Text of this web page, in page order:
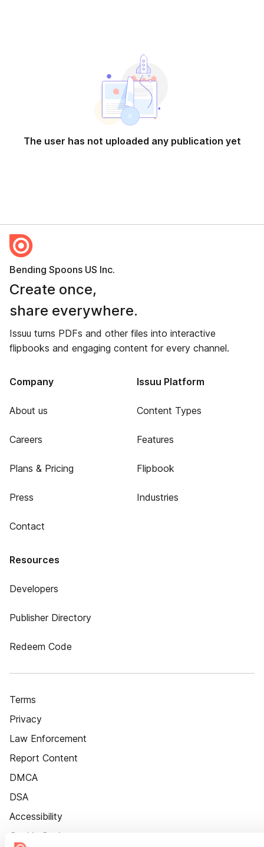
The user has not uploaded any publication yet
Bending Spoons US Inc.
Create once,
share everywhere.
Issuu turns PDFs and other files into interactive
flipbooks and engaging content for every channel.
Company
About us
Careers
Plans & Pricing
Press
Contact
Issuu Platform
Content Types
Features
Flipbook
Industries
Resources
Developers
Publisher Directory
Redeem Code
Terms
Privacy
Law Enforcement
Report Content
DMCA
DSA
Accessibility
Cookie Settings